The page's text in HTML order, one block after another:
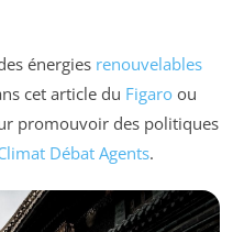
énergies renouvelables
cet article du Figaro ou
promouvoir des politiques
Débat Agents.